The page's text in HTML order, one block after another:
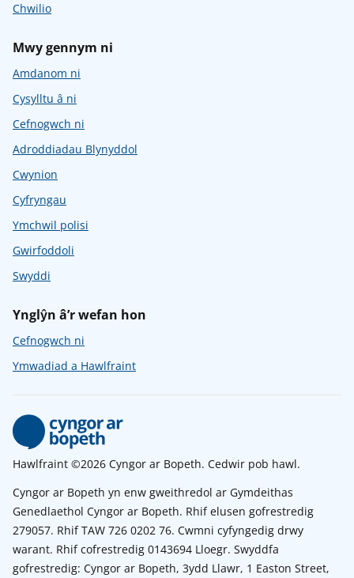
Chwilio
Mwy gennym ni
Amdanom ni
Cysylltu â ni
Cefnogwch ni
Adroddiadau Blynyddol
Cwynion
Cyfryngau
Ymchwil polisi
Gwirfoddoli
Swyddi
Ynglŷn â’r wefan hon
Cefnogwch ni
Ymwadiad a Hawlfraint
Hawlfraint ©2026 Cyngor ar Bopeth. Cedwir pob hawl.
Cyngor ar Bopeth yn enw gweithredol ar Gymdeithas
Genedlaethol Cyngor ar Bopeth. Rhif elusen gofrestredig
279057. Rhif TAW 726 0202 76. Cwmni cyfyngedig drwy
warant. Rhif cofrestredig 0143694 Lloegr. Swyddfa
gofrestredig: Cyngor ar Bopeth, 3ydd Llawr, 1 Easton Street,